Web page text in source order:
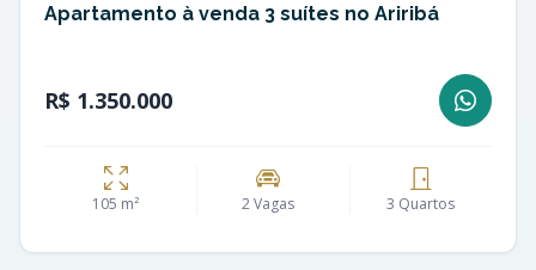
Apartamento à venda 3 suítes no Ariribá
R$ 1.350.000
105 m² 2 Vagas 3 Quartos